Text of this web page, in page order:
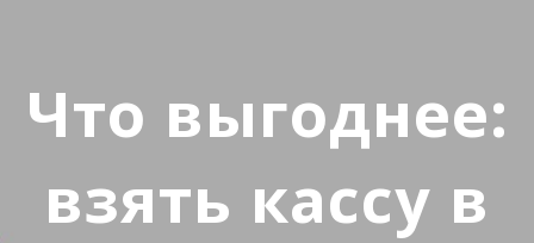
Что выгоднее:
взять кассу в